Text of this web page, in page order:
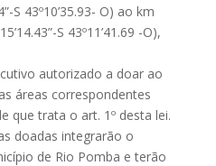
S 43º10’35.93- O) ao km
S 43º11’41.69 -O),
autorizado a doar ao
áreas correspondentes
que trata o art. 1º desta lei.
doadas integrarão o
de Rio Pomba e terão